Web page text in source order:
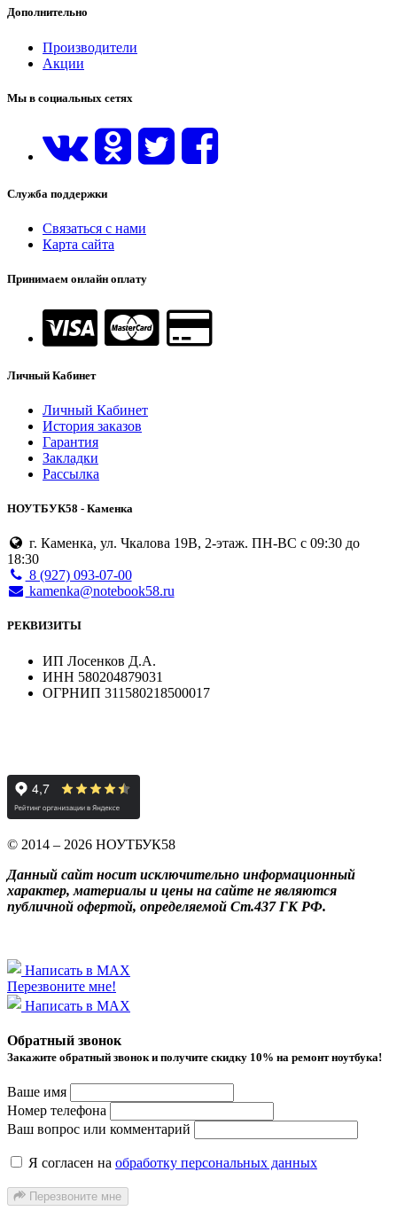
Дополнительно
Производители
Акции
Мы в социальных сетях
Служба поддержки
Связаться с нами
Карта сайта
Принимаем онлайн оплату
Личный Кабинет
Личный Кабинет
История заказов
Гарантия
Закладки
Рассылка
НОУТБУК58 - Каменка
г. Каменка, ул. Чкалова 19В, 2-этаж. ПН-ВС с 09:30 до
18:30
8 (927) 093-07-00
kamenka@notebook58.ru
РЕКВИЗИТЫ
ИП Лосенков Д.А.
ИНН 580204879031
ОГРНИП 311580218500017
© 2014 – 2026 НОУТБУК58
Данный сайт носит исключительно информационный
характер, материалы и цены на сайте не являются
публичной офертой, определяемой Ст.437 ГК РФ.
Написать в MAX
Перезвоните мне!
Написать в MAX
Обратный звонок
Закажите обратный звонок и получитe скидку 10% на ремонт ноутбука!
Ваше имя
Номер телефона
Ваш вопрос или комментарий
Я согласен на обработку персональных данных
Перезвоните мне